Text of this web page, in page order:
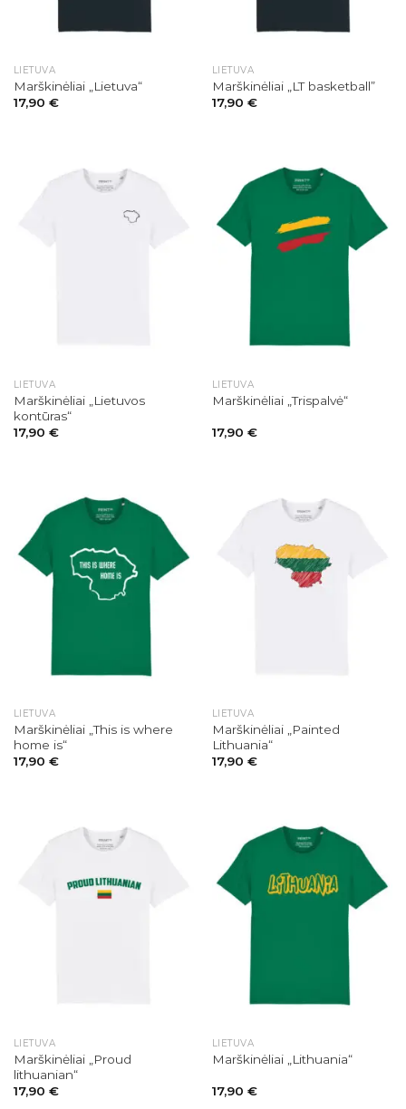
LIETUVA
Marškinėliai „Lietuva“
17,90 €
LIETUVA
Marškinėliai „LT basketball”
17,90 €
LIETUVA
Marškinėliai „Lietuvos
kontūras“
17,90 €
LIETUVA
Marškinėliai „Trispalvė“
17,90 €
LIETUVA
Marškinėliai „This is where
home is“
17,90 €
LIETUVA
Marškinėliai „Painted
Lithuania“
17,90 €
LIETUVA
Marškinėliai „Proud
lithuanian“
17,90 €
LIETUVA
Marškinėliai „Lithuania“
17,90 €